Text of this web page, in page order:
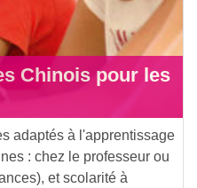
Chinois pour les
adaptés à l'apprentissage
: chez le professeur ou
et scolarité à